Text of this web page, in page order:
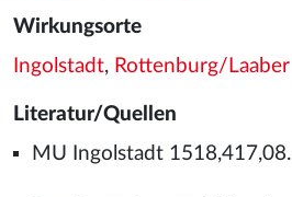
Wirkungsorte
Ingolstadt, Rottenburg/Laaber
Literatur/Quellen
MU Ingolstadt 1518,417,08.